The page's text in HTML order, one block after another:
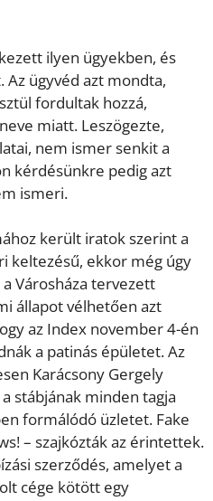
ilyen ügyekben, és
ügyvéd azt mondta,
fordultak hozzá,
miatt. Leszögezte,
nem ismer senkit a
kérdésünkre pedig azt
ismeri.
került iratok szerint a
keltezésű, ekkor még úgy
Városháza tervezett
állapot vélhetően azt
az Index november 4-én
a patinás épületet. Az
Karácsony Gergely
stábjának minden tagja
formálódó üzletet. Fake
– szajkózták az érintettek.
szerződés, amelyet a
cége kötött egy